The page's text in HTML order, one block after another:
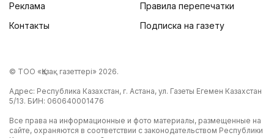
Реклама
Контакты
Правила перепечатки
Подписка на газету
© ТОО «Қазақ газеттері» 2026.
Адрес: Республика Казахстан, г. Астана, ул. Газеты Егемен Казахстан
5/13. БИН: 060640001476
Все права на информационные и фото материалы, размещенные на
сайте, охраняются в соответствии с законодательством Республики